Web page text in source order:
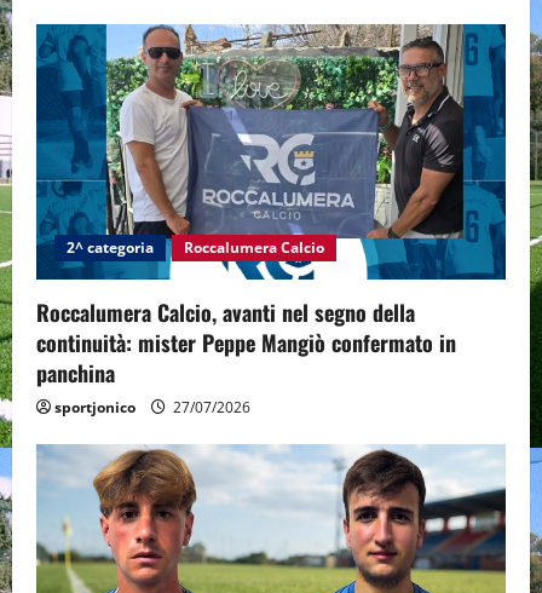
2^ categoria Roccalumera Calcio
Roccalumera Calcio, avanti nel segno della
continuità: mister Peppe Mangiò confermato in
panchina
sportjonico 27/07/2026